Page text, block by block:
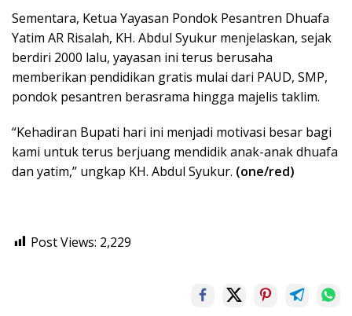
Sementara, Ketua Yayasan Pondok Pesantren Dhuafa
Yatim AR Risalah, KH. Abdul Syukur menjelaskan, sejak
berdiri 2000 lalu, yayasan ini terus berusaha
memberikan pendidikan gratis mulai dari PAUD, SMP,
pondok pesantren berasrama hingga majelis taklim.
“Kehadiran Bupati hari ini menjadi motivasi besar bagi
kami untuk terus berjuang mendidik anak-anak dhuafa
dan yatim,” ungkap KH. Abdul Syukur. (one/red)
Post Views: 2,229